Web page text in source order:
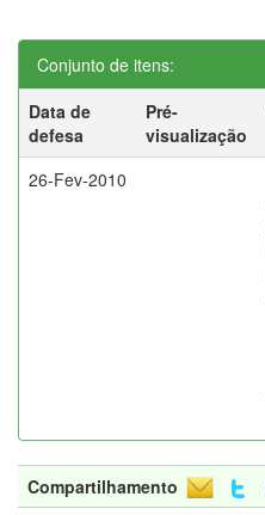
Conjunto de itens:
Data de
defesa
Pré-
visualização
26-Fev-2010
Compartilhamento